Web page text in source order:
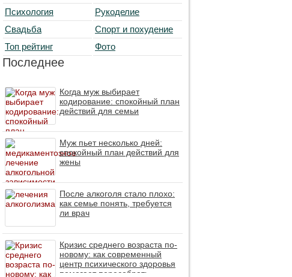
Психология
Рукоделие
Свадьба
Спорт и похудение
Топ рейтинг
Фото
Последнее
Когда муж выбирает
кодирование: спокойный план
действий для семьи
Муж пьет несколько дней:
спокойный план действий для
жены
После алкоголя стало плохо:
как семье понять, требуется
ли врач
Кризис среднего возраста по-
новому: как современный
центр психического здоровья
помогает пересобрать